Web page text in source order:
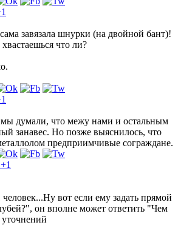
завязала шнурки (на двойной бант)!
что ли?
мы думали, что межу нами и остальным
занавес. Но позже выяснилось, что
предприимчивые сограждане.
+1
вот если ему задать прямой
он вполне может ответить "Чем